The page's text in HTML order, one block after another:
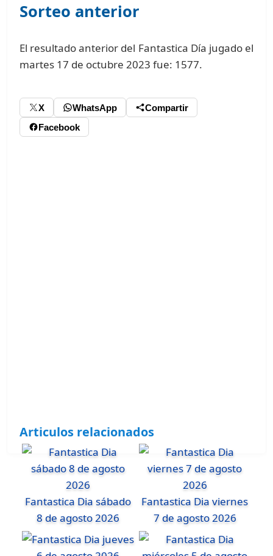
Sorteo anterior
El resultado anterior del Fantastica Día jugado el
martes 17 de octubre 2023 fue: 1577.
X WhatsApp
Compartir
Facebook
Articulos relacionados
Fantastica Dia sábado
8 de agosto 2026
Fantastica Dia viernes
7 de agosto 2026